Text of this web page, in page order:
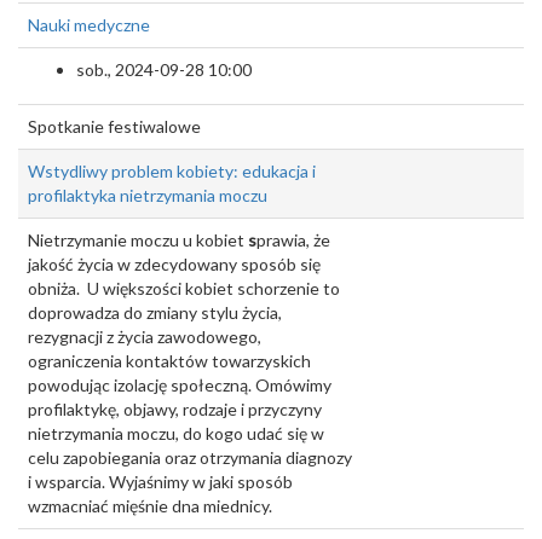
Nauki medyczne
sob., 2024-09-28 10:00
Spotkanie festiwalowe
Wstydliwy problem kobiety: edukacja i
profilaktyka nietrzymania moczu
Nietrzymanie moczu u kobiet sprawia, że
jakość życia w zdecydowany sposób się
obniża. U większości kobiet schorzenie to
doprowadza do zmiany stylu życia,
rezygnacji z życia zawodowego,
ograniczenia kontaktów towarzyskich
powodując izolację społeczną. Omówimy
profilaktykę, objawy, rodzaje i przyczyny
nietrzymania moczu, do kogo udać się w
celu zapobiegania oraz otrzymania diagnozy
i wsparcia. Wyjaśnimy w jaki sposób
wzmacniać mięśnie dna miednicy.